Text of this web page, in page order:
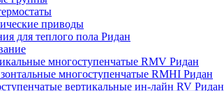
приводы
для теплого пола Ридан
многоступенчатые RMV Ридан
многоступенчатые RMHI Ридан
вертикальные ин-лайн RV Ридан